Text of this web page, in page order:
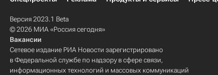
Версия 2023.1 Beta
© 2026 МИА «Россия сегодня»
Вакансии
Сетевое издание РИА Новости зарегистрировано
в Федеральной службе по надзору в сфере связи,
информационных технологий и массовых коммуникаций